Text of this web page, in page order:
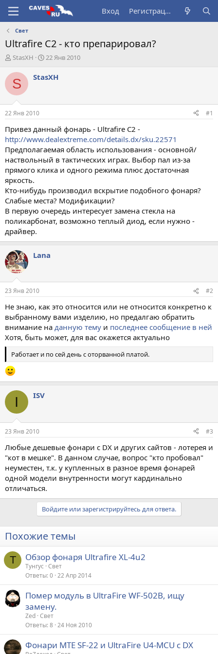
Вход Регистрация
Свет
Ultrafire C2 - кто препарировал?
А
т
о
т
е
м
ы
StasXH
Д
т
а
л
а
22 Янв 2010
S StasXH
22 Янв 2010 #1
Привез данный фонарь - Ultrafire C2 -
http://www.dealextreme.com/details.dx/sku.22571
Предполагаемая область использования - основной/
наствольный в тактических играх. Выбор пал из-за
прямого клика и одного режима плюс достаточная
яркость.
Кто-нибудь производил вскрытие подобного фонаря?
Слабые места? Модификации?
В первую очередь интересует замена стекла на
поликарбонат, возможно теплый диод, если нужно -
драйвер.
Lana
23 Янв 2010 #2
Не знаю, как это относится или не относится конкретно к
выбранному вами изделию, но предалгаю обратить
внимание на данную тему и последнее сообщение в ней
Хотя, быть может, для вас окажется актуально
Работает и по сей день с оторванной платой.
I ISV
23 Янв 2010 #3
Любые дешевые фонари с DX и других сайтов - лотерея и
"кот в мешке". В данном случае, вопрос "кто пробовал"
неуместен, т.к. у купленных в разное время фонарей
одной модели внутренности могут кардинально
отличаться.
Войдите или зарегистрируйтесь для ответа.
Похожие темы
Т Обзор фонаря Ultrafire XL-4u2
Тунгус Свет
Ответы 0 22 Апр 2014
Помер модуль в UltraFire WF-502B, ищу
замену.
Zed Свет
Ответы 8 24 Ноя 2010
Фонари MTE SF-22 и UltraFire U4-MCU с DX